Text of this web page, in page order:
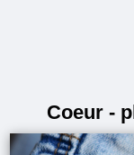
Coeur -